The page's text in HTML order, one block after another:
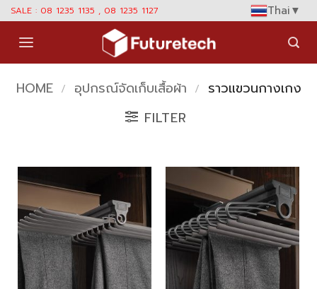
Skip
content
SALE : 08 1235 1135 , 08 1235 1127 Thai▼
HOME / อุปกรณ์จัดเก็บเสื้อผ้า /
ราวแขวนกางเกง
FILTER